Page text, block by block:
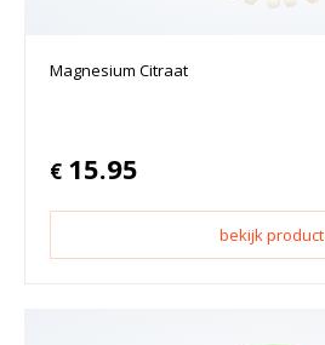
Magnesium Citraat
€ 15.95
bekijk product